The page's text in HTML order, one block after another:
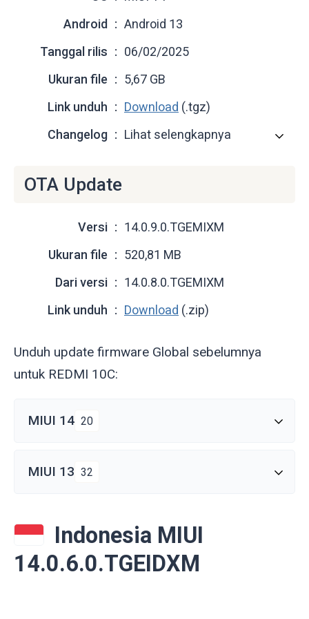
Android
Android 13
Tanggal rilis
06/02/2025
Ukuran file
5,67 GB
Link unduh
Download (.tgz)
Changelog
Lihat selengkapnya
OTA Update
Versi
14.0.9.0.TGEMIXM
Ukuran file
520,81 MB
Dari versi
14.0.8.0.TGEMIXM
Link unduh
Download (.zip)
Unduh update firmware Global sebelumnya
untuk REDMI 10C:
MIUI 14 20
MIUI 13 32
Indonesia MIUI
14.0.6.0.TGEIDXM